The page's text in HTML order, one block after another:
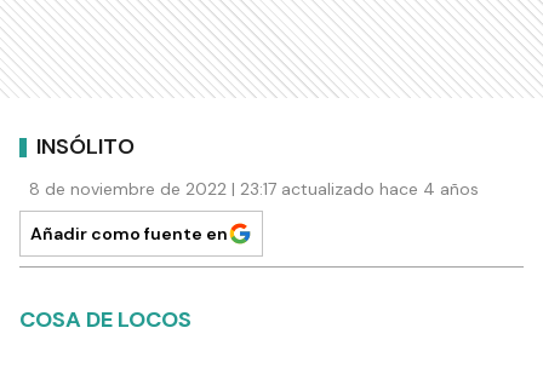
INSÓLITO
8 de noviembre de 2022 | 23:17 actualizado hace 4 años
Añadir como fuente en
COSA DE LOCOS